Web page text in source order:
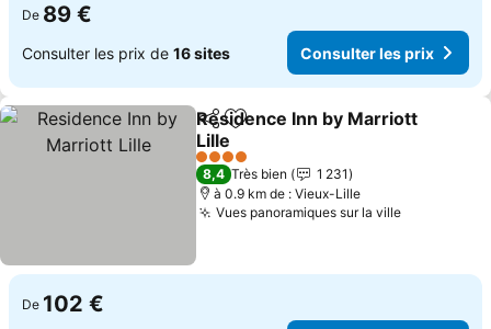
De 89 €
Consulter les prix de 16 sites Consulter les prix
PartagerAjouter à mes favoris
Residence Inn by Marriott
Lille
Consulter les prix
4 Étoiles
8,4 Très bien
1 231
à 0.9 km de : Vieux-Lille
Vues panoramiques sur la villeConsulter
De 102 €